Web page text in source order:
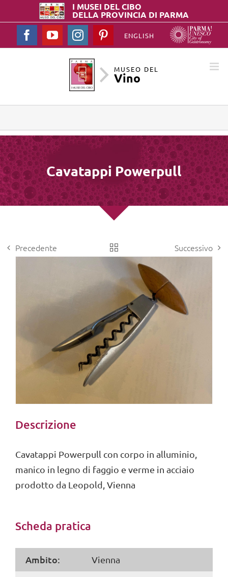
I MUSEI DELCIBO
DELLA PROVINCIA DI PARMA
ENGLISH
FacebookYouTubeInstagramPinterest
MUSEO DEL
Vino
Cavatappi Powerpull
Precedente Successivo
Descrizione
Cavatappi Powerpull con corpo in alluminio,
manico in legno di faggio e verme in acciaio
prodotto da Leopold, Vienna
Scheda pratica
Ambito: Vienna